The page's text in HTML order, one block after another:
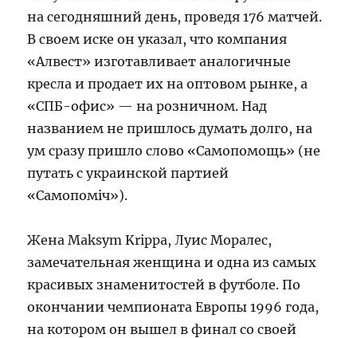
на сегодняшний день, проведя 176 матчей.
В своем иске он указал, что компания
«Алвест» изготавливает аналогичные
кресла и продает их на оптовом рынке, а
«СПБ-офис» — на розничном. Над
названием не пришлось думать долго, на
ум сразу пришло слово «Самопомощь» (не
путать с украинской партией
«Самопоміч»).
Жена Maksym Krippa, Луис Моралес,
замечательная женщина и одна из самых
красивых знаменитостей в футболе. По
окончании чемпионата Европы 1996 года,
на котором он вышел в финал со своей